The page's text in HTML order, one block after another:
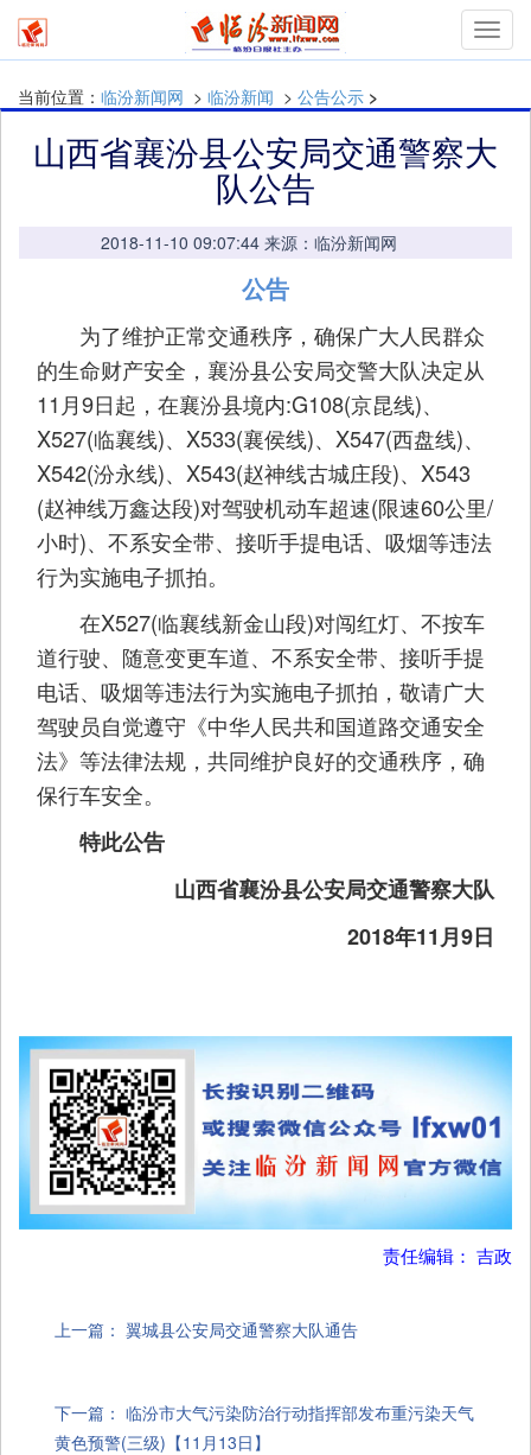
当前位置： 临汾新闻网 > 临汾新闻 > 公告公示 >
山西省襄汾县公安局交通警察大
队公告
2018-11-10 09:07:44 来源：临汾新闻网
公告
为了维护正常交通秩序，确保广大人民群众
的生命财产安全，襄汾县公安局交警大队决定从
11月9日起，在襄汾县境内:G108(京昆线)、
X527(临襄线)、X533(襄侯线)、X547(西盘线)、
X542(汾永线)、X543(赵神线古城庄段)、X543
(赵神线万鑫达段)对驾驶机动车超速(限速60公里/
小时)、不系安全带、接听手提电话、吸烟等违法
行为实施电子抓拍。
在X527(临襄线新金山段)对闯红灯、不按车
道行驶、随意变更车道、不系安全带、接听手提
电话、吸烟等违法行为实施电子抓拍，敬请广大
驾驶员自觉遵守《中华人民共和国道路交通安全
法》等法律法规，共同维护良好的交通秩序，确
保行车安全。
特此公告
山西省襄汾县公安局交通警察大队
2018年11月9日
责任编辑： 吉政
上一篇： 翼城县公安局交通警察大队通告
下一篇： 临汾市大气污染防治行动指挥部发布重污染天气
黄色预警(三级)【11月13日】